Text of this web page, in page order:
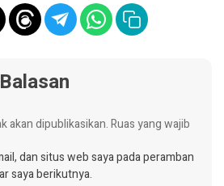
akan dipublikasikan.Ruas yang wajib
dan situs web saya pada peramban
saya berikutnya.